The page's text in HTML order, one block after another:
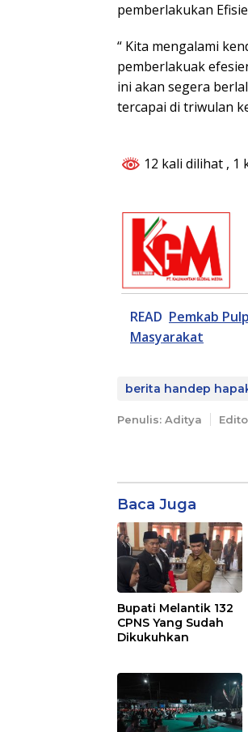
pemberlakukan
“ Kita mengalami
pemberlakuak
ini akan segera
tercapai di triwulan
12 kali dilihat , 1
READ Pemkab
Masyarakat
berita handep
Penulis: Aditya
Baca Juga
Bupati Melantik 132
CPNS Yang Sudah
Dikukuhkan